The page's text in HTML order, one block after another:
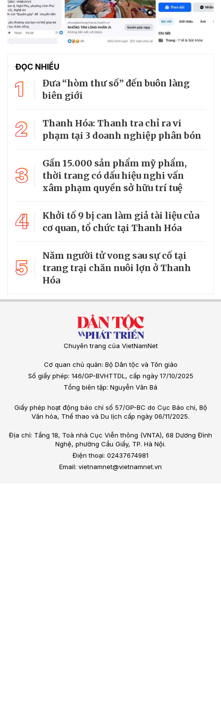
ĐỌC NHIỀU
1
Đưa “hòm thư số” đến buôn làng
biên giới
2
Thanh Hóa: Thanh tra chỉ ra vi
phạm tại 3 doanh nghiệp phân bón
3
Gần 15.000 sản phẩm mỹ phẩm,
thời trang có dấu hiệu nghi vấn
xâm phạm quyền sở hữu trí tuệ
4
Khởi tố 9 bị can làm giả tài liệu của
cơ quan, tổ chức tại Thanh Hóa
5
Năm người tử vong sau sự cố tại
trang trại chăn nuôi lợn ở Thanh
Hóa
Chuyên trang của VietNamNet
Cơ quan chủ quản: Bộ Dân tộc và Tôn giáo
Số giấy phép: 146/GP-BVHTTDL, cấp ngày 17/10/2025
Tổng biên tập: Nguyễn Văn Bá
Giấy phép hoạt động báo chí số 57/GP-BC do Cục Báo chí, Bộ
Văn hóa, Thể thao và Du lịch cấp ngày 06/11/2025.
Địa chỉ: Tầng 18, Toà nhà Cục Viễn thông (VNTA), 68 Dương Đình
Nghệ, phường Cầu Giấy, TP. Hà Nội.
Điện thoại: 02437674981
Email: vietnamnet@vietnamnet.vn